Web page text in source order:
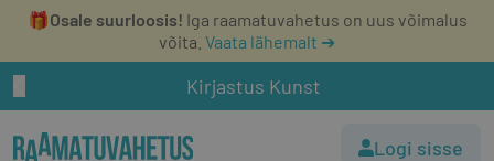
🎁Osale suurloosis! Iga raamatuvahetus on uus võimalus
võita. Vaata lähemalt ➔
Kirjastus Kunst
Logi sisse